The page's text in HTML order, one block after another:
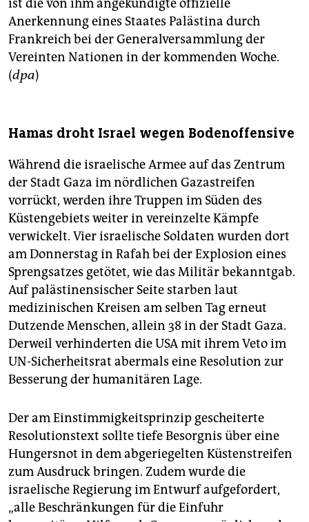
ist die von ihm angekündigte offizielle
Anerkennung eines Staates Palästina durch
Frankreich bei der Generalversammlung der
Vereinten Nationen in der kommenden Woche.
(dpa)
Hamas droht Israel wegen Bodenoffensive
Während die israelische Armee auf das Zentrum
der Stadt Gaza im nördlichen Gazastreifen
vorrückt, werden ihre Truppen im Süden des
Küstengebiets weiter in vereinzelte Kämpfe
verwickelt. Vier israelische Soldaten wurden dort
am Donnerstag in Rafah bei der Explosion eines
Sprengsatzes getötet, wie das Militär bekanntgab.
Auf palästinensischer Seite starben laut
medizinischen Kreisen am selben Tag erneut
Dutzende Menschen, allein 38 in der Stadt Gaza.
Derweil verhinderten die USA mit ihrem Veto im
UN-Sicherheitsrat abermals eine Resolution zur
Besserung der humanitären Lage.
Der am Einstimmigkeitsprinzip gescheiterte
Resolutionstext sollte tiefe Besorgnis über eine
Hungersnot in dem abgeriegelten Küstenstreifen
zum Ausdruck bringen. Zudem wurde die
israelische Regierung im Entwurf aufgefordert,
„alle Beschränkungen für die Einfuhr